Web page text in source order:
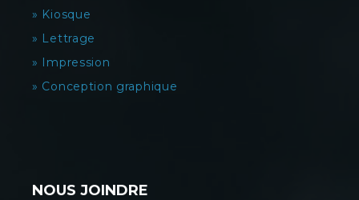
» Kiosque
» Lettrage
» Impression
» Conception graphique
NOUS JOINDRE